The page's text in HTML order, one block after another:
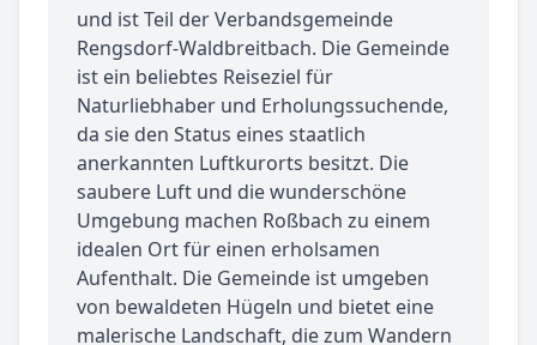
und ist Teil der Verbandsgemeinde
Rengsdorf-Waldbreitbach. Die Gemeinde
ist ein beliebtes Reiseziel für
Naturliebhaber und Erholungssuchende,
da sie den Status eines staatlich
anerkannten Luftkurorts besitzt. Die
saubere Luft und die wunderschöne
Umgebung machen Roßbach zu einem
idealen Ort für einen erholsamen
Aufenthalt. Die Gemeinde ist umgeben
von bewaldeten Hügeln und bietet eine
malerische Landschaft, die zum Wandern